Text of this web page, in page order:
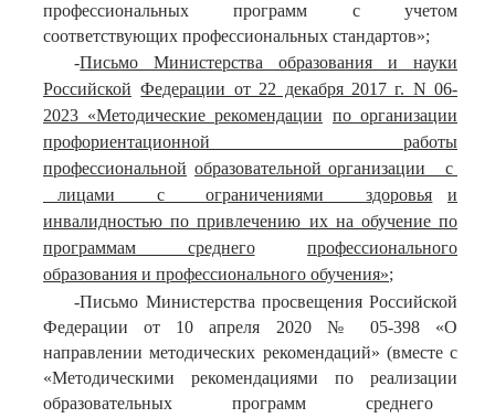
профессиональных программ с учетом
соответствующих профессиональных стандартов»;
-Письмо Министерства образования и науки
Российской Федерации от 22 декабря 2017 г. N 06-
2023 «Методические рекомендации по организации
профориентационной работы
профессиональной образовательной организации с
лицами с ограничениями здоровья
и
инвалидностью по привлечению их на обучение по
программам среднего
профессионального
образования и профессионального обучения»;
-Письмо Министерства просвещения Российской
Федерации от 10 апреля 2020 № 05-398 «О
направлении методических рекомендаций» (вместе с
«Методическими рекомендациями по реализации
образовательных программ среднего